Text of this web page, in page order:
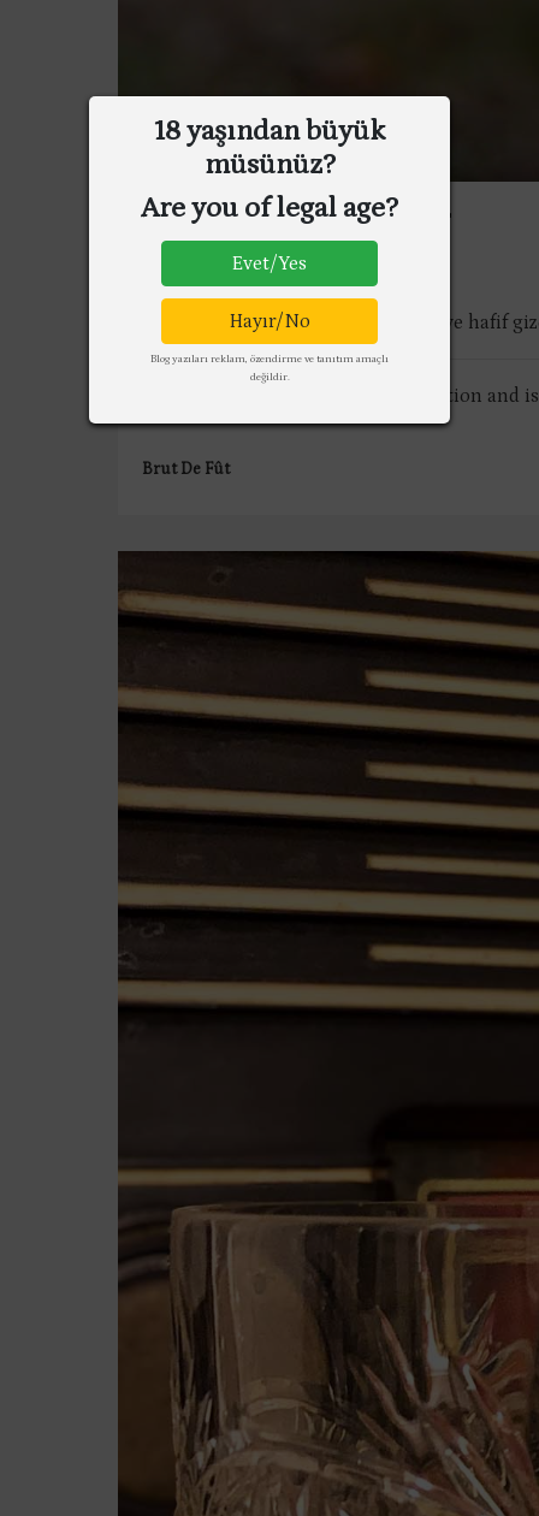
GLENMORANGIE SIGNET
Signet, alışılmış kalıpların dışında ve hafif
Signet has an unorthodox composition and
Brut De Fût
18 yaşından büyük
müsünüz?
Are you of legal age?
Evet/Yes
Hayır/No
Blog yazıları reklam, özendirme ve tanıtım amaçlı
değildir.